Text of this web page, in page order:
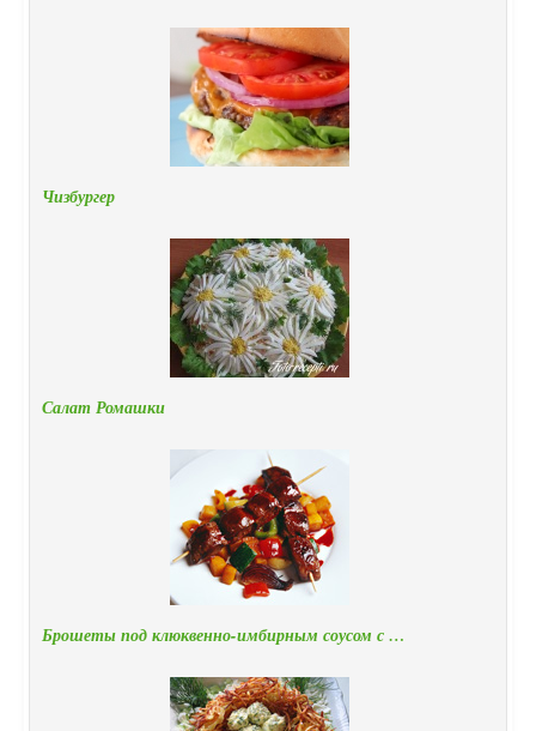
Чизбургер
Салат Ромашки
Брошеты под клюквенно-имбирным соусом с …